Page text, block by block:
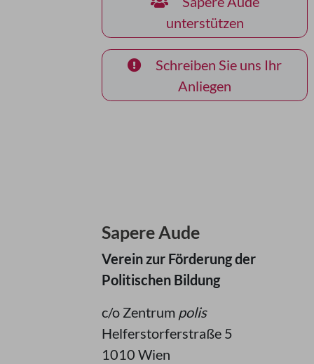
unterstützen
Schreiben Sie uns Ihr
Anliegen
Sapere Aude
Verein zur Förderung der
Politischen Bildung
c/o Zentrum polis
Helferstorferstraße 5
1010 Wien